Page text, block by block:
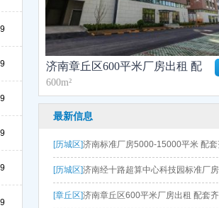
济南章丘区600平米厂房出租 配
套齐全 面积灵活
600m²
最新信息
[历城区]济南标准厂房5000-15000平米 配
水排污方便 政府扶持
[历城区]济南经十路超算中心科技园标准厂房
[章丘区]济南章丘区600平米厂房出租 配套